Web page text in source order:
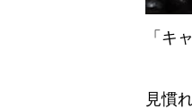
「キ
見慣